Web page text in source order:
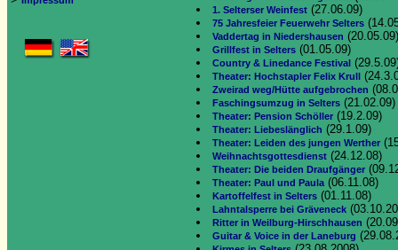
1. Selterser Weinfest (27.06.09)
75 Jahresfeier Feuerwehr Selters
Vaddertag in Niedershausen
Grillfest in Selters (01.05.09)
Country & Linedance Festival
Theater: Hochstapler Felix Krull
Zweirad weg/Hütte aufgebrochen
Faschingsumzug in Selters (21.02.09)
Theater: Pension Schöller (19.2.09)
Theater: Liebeslänglich (29.1.09)
Theater: Leiden des jungen Werther
Weihnachtsgottesdienst (24.12.08)
Theater: Die beiden Draufgänger
Theater: Paul und Paula(06.11.08)
Kartoffelfest in Selters (01.11.08)
Lahntalsperre bei Gräveneck
Ritter in Weilburg-Hirschhausen
Guitar & Voice in der Laneburg